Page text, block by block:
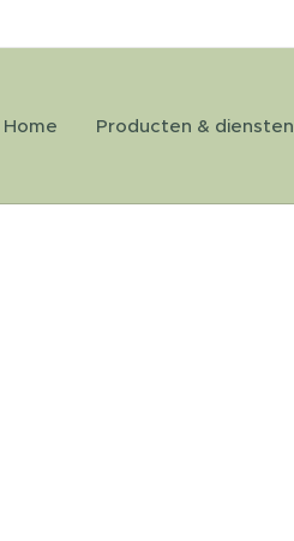
Home Producten & diensten